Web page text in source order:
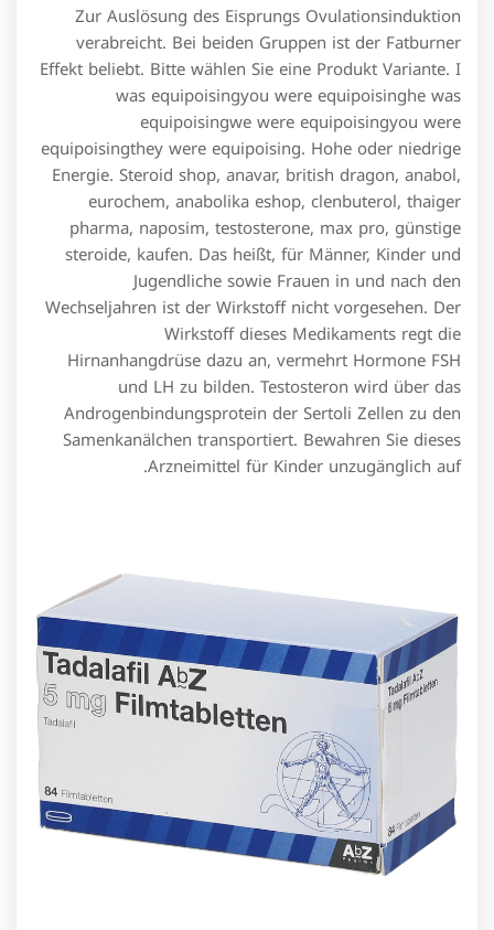
Zur Auslösung des Eisprungs Ovulationsinduktion
verabreicht. Bei beiden Gruppen ist der Fatburner
Effekt beliebt. Bitte wählen Sie eine Produkt Variante. I
was equipoisingyou were equipoisinghe was
equipoisingwe were equipoisingyou were
equipoisingthey were equipoising. Hohe oder niedrige
Energie. Steroid shop, anavar, british dragon, anabol,
eurochem, anabolika eshop, clenbuterol, thaiger
pharma, naposim, testosterone, max pro, günstige
steroide, kaufen. Das heißt, für Männer, Kinder und
Jugendliche sowie Frauen in und nach den
Wechseljahren ist der Wirkstoff nicht vorgesehen. Der
Wirkstoff dieses Medikaments regt die
Hirnanhangdrüse dazu an, vermehrt Hormone FSH
und LH zu bilden. Testosteron wird über das
Androgenbindungsprotein der Sertoli Zellen zu den
Samenkanälchen transportiert. Bewahren Sie dieses
Arzneimittel für Kinder unzugänglich auf.